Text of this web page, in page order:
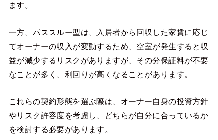
ます。
一方、パススルー型は、入居者から回収した家賃に応じ
てオーナーの収入が変動するため、空室が発生すると収
益が減少するリスクがありますが、その分保証料が不要
なことが多く、利回りが高くなることがあります。
これらの契約形態を選ぶ際は、オーナー自身の投資方針
やリスク許容度を考慮し、どちらが自分に合っているか
を検討する必要があります。